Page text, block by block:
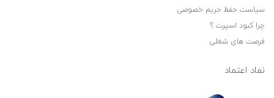
سیاست حفظ حریم خصوصی
چرا کبود اسپرت ؟
فرصت های شغلی
نماد اعتماد